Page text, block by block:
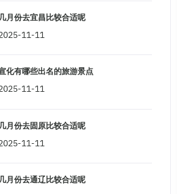
月份去宜昌比较合适呢
11-11
化有哪些出名的旅游景点
11-11
月份去固原比较合适呢
11-11
月份去通辽比较合适呢